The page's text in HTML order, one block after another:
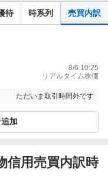
待 時系列 売買内訳
8/6 10:25
リアルタイム株価
ただいま取引時間外です
加
信用売買内訳時